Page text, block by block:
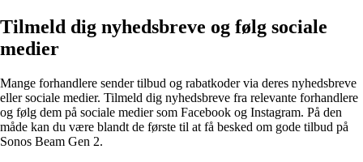
Tilmeld dig nyhedsbreve og følg sociale
medier
Mange forhandlere sender tilbud og rabatkoder via deres nyhedsbreve
eller sociale medier. Tilmeld dig nyhedsbreve fra relevante forhandlere
og følg dem på sociale medier som Facebook og Instagram. På den
måde kan du være blandt de første til at få besked om gode tilbud på
Sonos Beam Gen 2.